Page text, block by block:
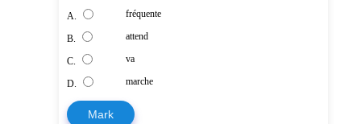
A. fréquente
B. attend
C. va
D. marche
Mark